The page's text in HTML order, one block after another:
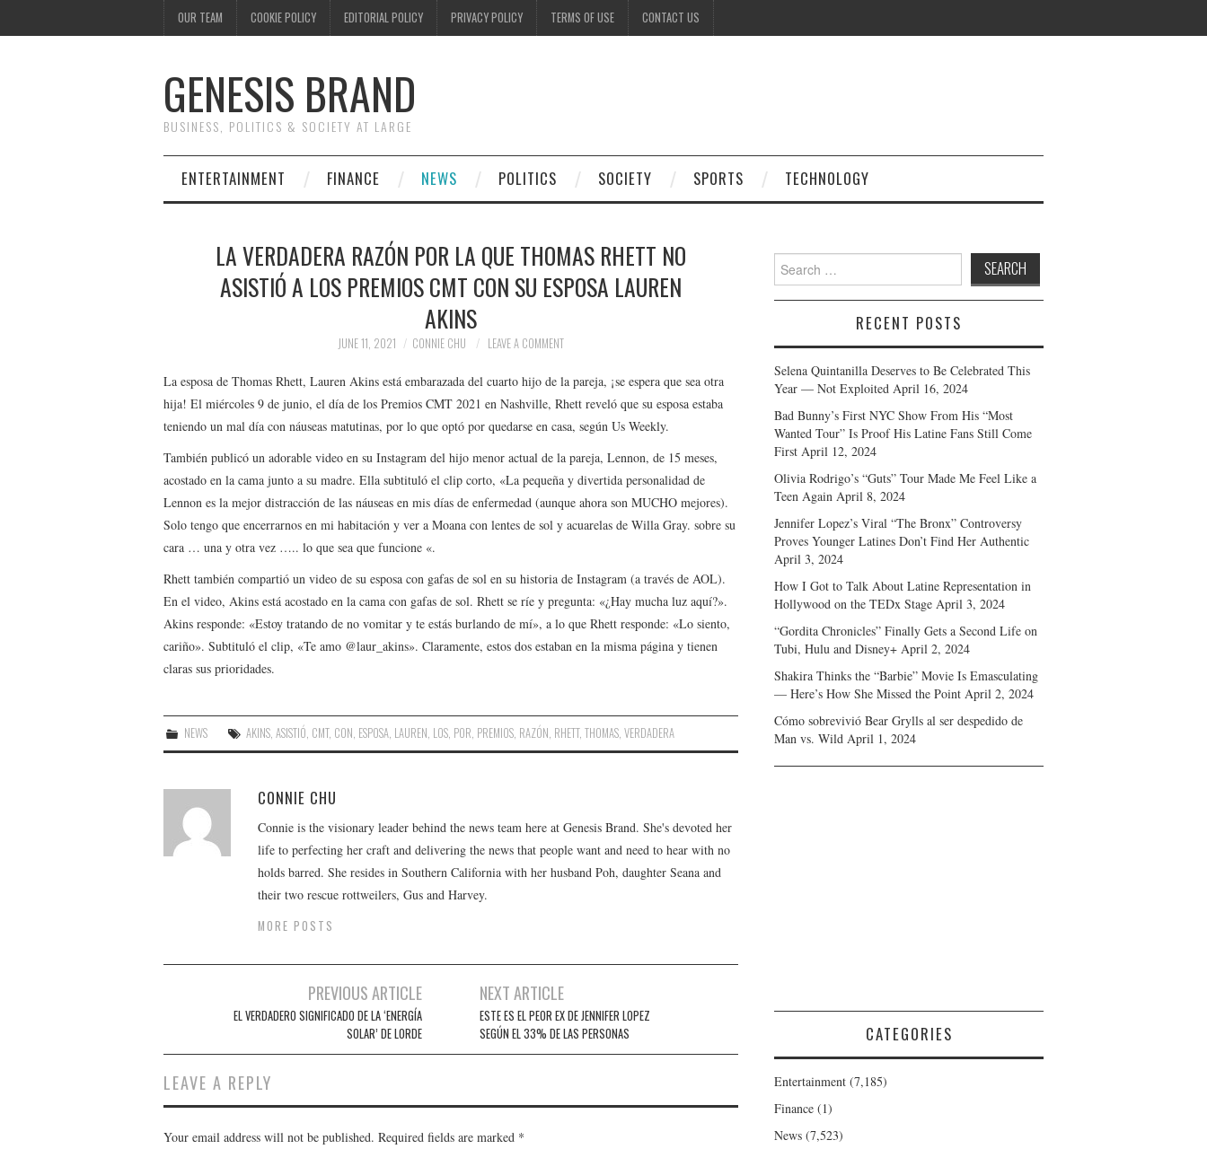
OUR TEAM COOKIE POLICY EDITORIAL POLICY PRIVACY POLICY TERMS OF USE CONTACT US
GENESIS BRAND
BUSINESS, POLITICS & SOCIETY AT LARGE
ENTERTAINMENT FINANCE NEWS POLITICS SOCIETY SPORTS TECHNOLOGY
LA VERDADERA RAZÓN POR LA QUE THOMAS RHETT NO
ASISTIÓ A LOS PREMIOS CMT CON SU ESPOSA LAUREN
AKINS
JUNE 11, 2021 CONNIE CHU LEAVE A COMMENT
La esposa de Thomas Rhett, Lauren Akins está embarazada del cuarto hijo de la pareja, ¡se espera que sea otra
hija! El miércoles 9 de junio, el día de los Premios CMT 2021 en Nashville, Rhett reveló que su esposa estaba
teniendo un mal día con náuseas matutinas, por lo que optó por quedarse en casa, según Us Weekly.
También publicó un adorable video en su Instagram del hijo menor actual de la pareja, Lennon, de 15 meses,
acostado en la cama junto a su madre. Ella subtituló el clip corto, «La pequeña y divertida personalidad de
Lennon es la mejor distracción de las náuseas en mis días de enfermedad (aunque ahora son MUCHO mejores).
Solo tengo que encerrarnos en mi habitación y ver a Moana con lentes de sol y acuarelas de Willa Gray. sobre su
cara … una y otra vez ….. lo que sea que funcione «.
Rhett también compartió un video de su esposa con gafas de sol en su historia de Instagram (a través de AOL).
En el video, Akins está acostado en la cama con gafas de sol. Rhett se ríe y pregunta: «¿Hay mucha luz aquí?».
Akins responde: «Estoy tratando de no vomitar y te estás burlando de mí», a lo que Rhett responde: «Lo siento,
cariño». Subtituló el clip, «Te amo @laur_akins». Claramente, estos dos estaban en la misma página y tienen
claras sus prioridades.
NEWS AKINS ,ASISTIÓ CMT, CON ESPOSA LAUREN LOS POR PREMIOS RAZÓN RHETT,THOMAS ,VERDADERA
CONNIE CHU
Connie is the visionary leader behind the news team here at Genesis Brand. She's devoted her
life to perfecting her craft and delivering the news that people want and need to hear with no
holds barred. She resides in Southern California with her husband Poh, daughter Seana and
their two rescue rottweilers, Gus and Harvey.
MORE POSTS
navigation
PREVIOUS ARTICLE
EL VERDADERO SIGNIFICADO DE LA ‘ENERGÍA
SOLAR’ DE LORDE
NEXT ARTICLE
ESTE ES EL PEOR EX DE JENNIFER LOPEZ
SEGÚN EL 33% DE LAS PERSONAS
LEAVE A REPLY
Your email address will not be published. Required fields are marked *
Search
for:
RECENT POSTS
Selena Quintanilla Deserves to Be Celebrated This
Year — Not Exploited April 16, 2024
Bad Bunny’s First NYC Show From His “Most
Wanted Tour” Is Proof His Latine Fans Still Come
First April 12, 2024
Olivia Rodrigo’s “Guts” Tour Made Me Feel Like a
Teen Again April 8, 2024
Jennifer Lopez’s Viral “The Bronx” Controversy
Proves Younger Latines Don’t Find Her Authentic
April 3, 2024
How I Got to Talk About Latine Representation in
Hollywood on the TEDx Stage April 3, 2024
“Gordita Chronicles” Finally Gets a Second Life on
Tubi, Hulu and Disney+ April 2, 2024
Shakira Thinks the “Barbie” Movie Is Emasculating
— Here’s How She Missed the Point April 2, 2024
Cómo sobrevivió Bear Grylls al ser despedido de
Man vs. Wild April 1, 2024
CATEGORIES
Entertainment (7,185)
Finance (1)
News (7,523)